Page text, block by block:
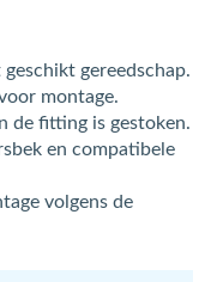
gereedschap.
montage.
de fitting is gestoken.
en compatibele
volgens de